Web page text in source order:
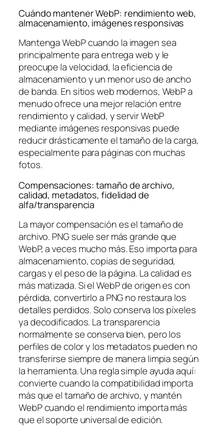
Cuándo mantener WebP: rendimiento web,
almacenamiento, imágenes responsivas
Mantenga WebP cuando la imagen sea
principalmente para entrega web y le
preocupe la velocidad, la eficiencia de
almacenamiento y un menor uso de ancho
de banda. En sitios web modernos, WebP a
menudo ofrece una mejor relación entre
rendimiento y calidad, y servir WebP
mediante imágenes responsivas puede
reducir drásticamente el tamaño de la carga,
especialmente para páginas con muchas
fotos.
Compensaciones: tamaño de archivo,
calidad, metadatos, fidelidad de
alfa/transparencia
La mayor compensación es el tamaño de
archivo. PNG suele ser más grande que
WebP, a veces mucho más. Eso importa para
almacenamiento, copias de seguridad,
cargas y el peso de la página. La calidad es
más matizada. Si el WebP de origen es con
pérdida, convertirlo a PNG no restaura los
detalles perdidos. Solo conserva los píxeles
ya decodificados. La transparencia
normalmente se conserva bien, pero los
perfiles de color y los metadatos pueden no
transferirse siempre de manera limpia según
la herramienta. Una regla simple ayuda aquí:
convierte cuando la compatibilidad importa
más que el tamaño de archivo, y mantén
WebP cuando el rendimiento importa más
que el soporte universal de edición.